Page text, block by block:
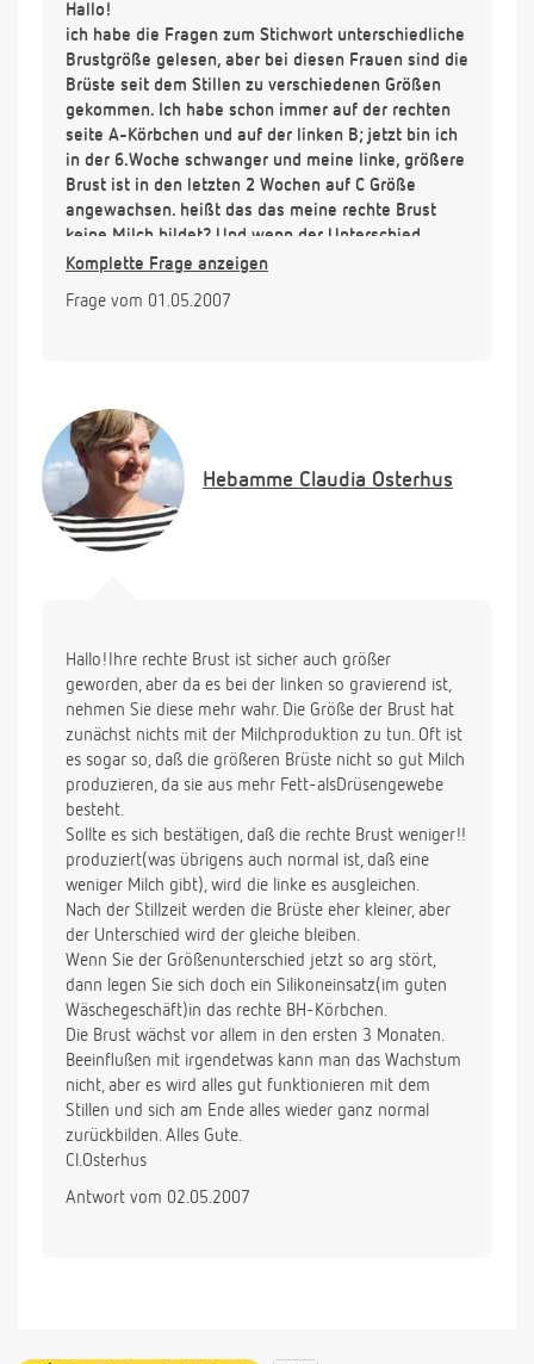
Hallo!
ich habe die Fragen zum Stichwort unterschiedliche
Brustgröße gelesen, aber bei diesen Frauen sind die
Brüste seit dem Stillen zu verschiedenen Größen
gekommen. Ich habe schon immer auf der rechten
seite A-Körbchen und auf der linken B; jetzt bin ich
in der 6.Woche schwanger und meine linke, größere
Brust ist in den letzten 2 Wochen auf C Größe
angewachsen. heißt das das meine rechte Brust
keine Milch bildet? Und wenn der Unterschied
schon vorher sichtbar groß war, wird das dann nach
Fälle in denen nur mit einer Brust gestillt werden
kaum raus und komme mir vor meinem Partner blöd
vor, obwohl er mich schon immer akzeptiert wie ich
bin.
Was kann ich tun wenn die kleinere Brust nicht
wächst und nicht genug Milch bildet und die andere
noch größer wird?
Komplette Frage anzeigen
Frage vom 01.05.2007
Hebamme Claudia Osterhus
Hallo!Ihre rechte Brust ist sicher auch größer
geworden, aber da es bei der linken so gravierend ist,
nehmen Sie diese mehr wahr. Die Größe der Brust hat
zunächst nichts mit der Milchproduktion zu tun. Oft ist
es sogar so, daß die größeren Brüste nicht so gut Milch
produzieren, da sie aus mehr Fett-alsDrüsengewebe
besteht.
Sollte es sich bestätigen, daß die rechte Brust weniger!!
produziert(was übrigens auch normal ist, daß eine
weniger Milch gibt), wird die linke es ausgleichen.
Nach der Stillzeit werden die Brüste eher kleiner, aber
der Unterschied wird der gleiche bleiben.
Wenn Sie der Größenunterschied jetzt so arg stört,
dann legen Sie sich doch ein Silikoneinsatz(im guten
Wäschegeschäft)in das rechte BH-Körbchen.
Die Brust wächst vor allem in den ersten 3 Monaten.
Beeinflußen mit irgendetwas kann man das Wachstum
nicht, aber es wird alles gut funktionieren mit dem
Stillen und sich am Ende alles wieder ganz normal
zurückbilden. Alles Gute.
Cl.Osterhus
Antwort vom 02.05.2007